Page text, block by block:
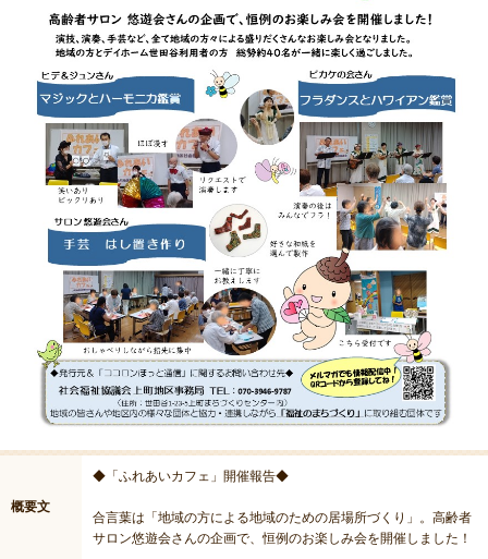
概要文
◆「ふれあいカフェ」開催報告◆
合言葉は「地域の方による地域のための居場所づくり」。高齢者
サロン悠遊会さんの企画で、恒例のお楽しみ会を開催しました！